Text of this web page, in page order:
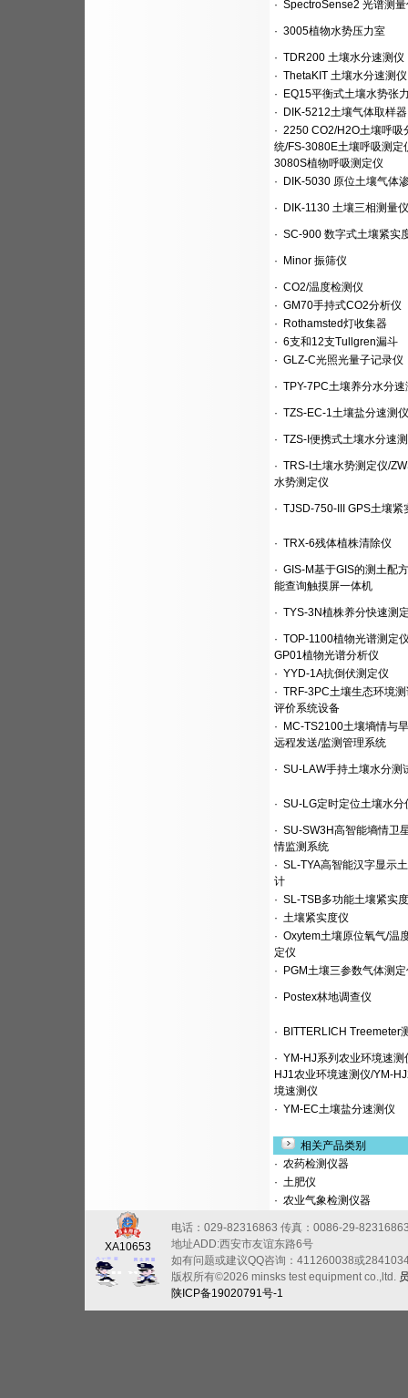
· SpectroSense2 光谱测量
· 3005植物水势压力室
· TDR200 土壤水分速测仪
· ThetaKIT 土壤水分速测仪
· EQ15平衡式土壤水势张
· DIK-5212土壤气体取样器
· 2250 CO2/H2O土壤呼吸
统/FS-3080E土壤呼吸测定
3080S植物呼吸测定仪
· DIK-5030 原位土壤气体
· DIK-1130 土壤三相测量仪
· SC-900 数字式土壤紧实
· Minor 振筛仪
· CO2/温度检测仪
· GM70手持式CO2分析仪
· Rothamsted灯收集器
· 6支和12支Tullgren漏斗
· GLZ-C光照光量子记录仪
· TPY-7PC土壤养分水分速
· TZS-EC-1土壤盐分速测仪
· TZS-I便携式土壤水分速
· TRS-I土壤水势测定仪/
水势测定仪
· TJSD-750-III GPS土壤紧
· TRX-6残体植株清除仪
· GIS-M基于GIS的测土配
能查询触摸屏一体机
· TYS-3N植株养分快速测
· TOP-1100植物光谱测定
GP01植物光谱分析仪
· YYD-1A抗倒伏测定仪
· TRF-3PC土壤生态环境
评价系统设备
· MC-TS2100土壤墒情与
远程发送/监测管理系统
· SU-LAW手持土壤水分测
· SU-LG定时定位土壤水分
· SU-SW3H高智能墒情卫
情监测系统
· SL-TYA高智能汉字显示
计
· SL-TSB多功能土壤紧实
· 土壤紧实度仪
· Oxytem土壤原位氧气/温
定仪
· PGM土壤三参数气体测
· Postex林地调查仪
· BITTERLICH Treemeter
· YM-HJ系列农业环境速测
HJ1农业环境速测仪/YM-
境速测仪
· YM-EC土壤盐分速测仪
相关产品类别
· 农药检测仪器
· 土肥仪
· 农业气象检测仪器
XA10653
电话：029-82316863 传真：0086-29-
地址ADD:西安市友谊东路6号
如有问题或建议QQ咨询：411260038或
版权所有©2026 minsks test equipment co.,ltd.
陕ICP备19020791号-1